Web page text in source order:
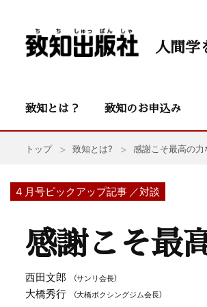
人間学
致知とは？ 致知のお申込み
トップ 致知とは? 感謝こそ最高の力
4 月号ピックアップ記事 ／対談
感謝こそ最
西田文郎 （サンリ会長）
大橋秀行 （大橋ボクシングジム会長）